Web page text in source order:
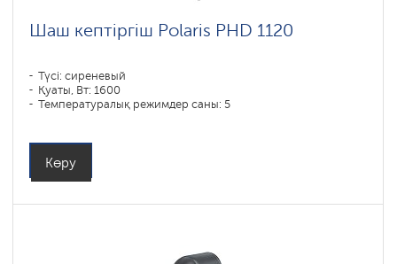
Шаш кептіргіш Polaris PHD 1120
Түсі: сиреневый
Қуаты, Вт: 1600
Температуралық режимдер саны: 5
Көру